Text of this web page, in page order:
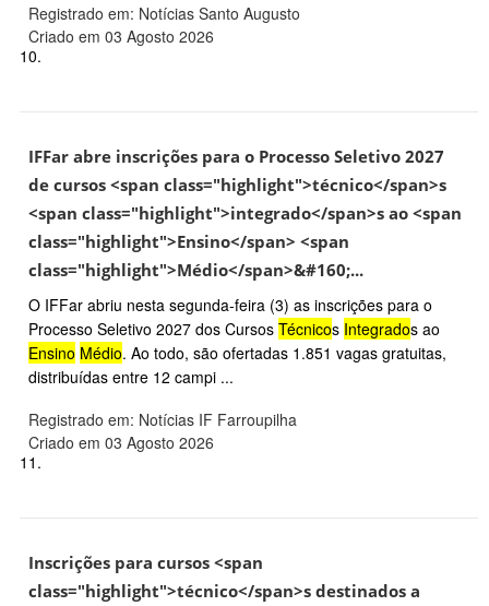
Registrado em: Notícias Santo Augusto
Criado em 03 Agosto 2026
10.
IFFar abre inscrições para o Processo Seletivo 2027
de cursos <span class="highlight">técnico</span>s
<span class="highlight">integrado</span>s ao <span
class="highlight">Ensino</span> <span
class="highlight">Médio</span>&#160;...
O IFFar abriu nesta segunda-feira (3) as inscrições para o
Processo Seletivo 2027 dos Cursos Técnicos Integrados ao
Ensino Médio. Ao todo, são ofertadas 1.851 vagas gratuitas,
distribuídas entre 12 campi ...
Registrado em: Notícias IF Farroupilha
Criado em 03 Agosto 2026
11.
Inscrições para cursos <span
class="highlight">técnico</span>s destinados a